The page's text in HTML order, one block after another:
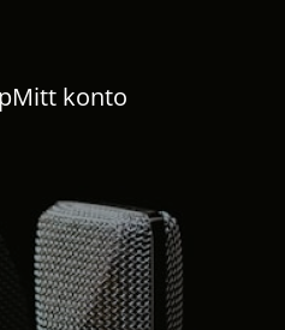
Mitt konto